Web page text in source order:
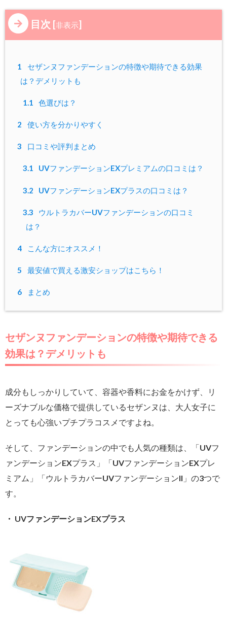
目次 [非表示]
1
セザンヌファンデーションの特徴や期待できる効果
は？デメリットも
1.1 色選びは？
2 使い方を分かりやすく
3 口コミや評判まとめ
3.1 UVファンデーションEXプレミアムの口コミは？
3.2 UVファンデーションEXプラスの口コミは？
3.3
ウルトラカバーUVファンデーションの口コミ
は？
4 こんな方にオススメ！
5 最安値で買える激安ショップはこちら！
6 まとめ
セザンヌファンデーションの特徴や期待できる
効果は？デメリットも
成分もしっかりしていて、容器や香料にお金をかけず、リ
ーズナブルな価格で提供しているセザンヌは、大人女子に
とっても心強いプチプラコスメですよね。
そして、ファンデーションの中でも人気の種類は、「UVフ
ァンデーションEXプラス」「UVファンデーションEXプレ
ミアム」「ウルトラカバーUVファンデーションII」の3つで
す。
・ UVファンデーションEXプラス